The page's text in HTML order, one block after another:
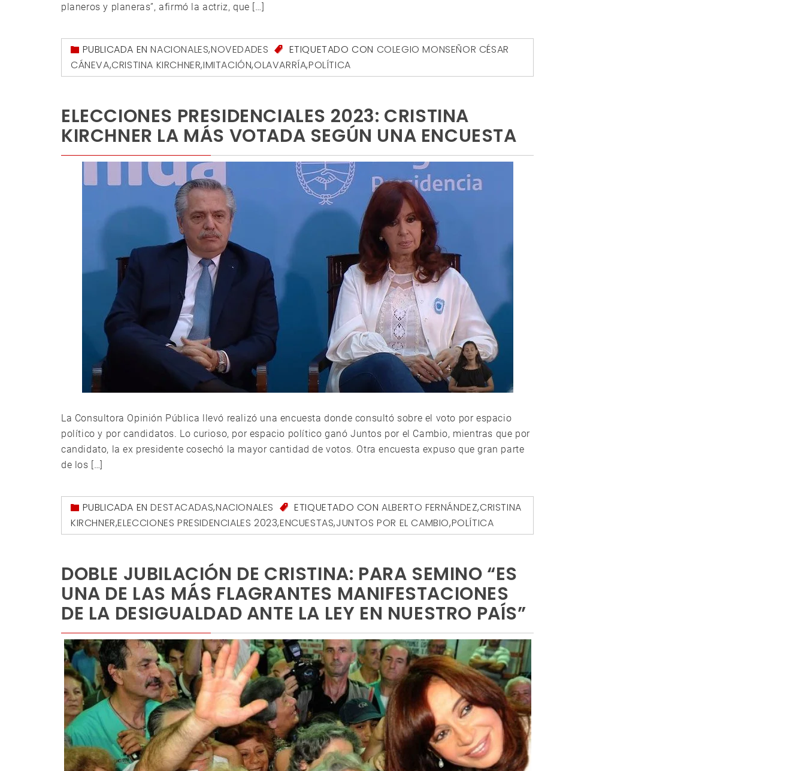
planeros y planeras”, afirmó la actriz, que […]
PUBLICADA ENNACIONALES,NOVEDADES ETIQUETADO CON COLEGIO MONSEÑOR CÉSAR
CÁNEVA,CRISTINA KIRCHNER,IMITACIÓN,OLAVARRÍA,POLÍTICA
ELECCIONES PRESIDENCIALES 2023: CRISTINA
KIRCHNER LA MÁS VOTADA SEGÚN UNA ENCUESTA
La Consultora Opinión Pública llevó realizó una encuesta donde consultó sobre el voto por espacio
político y por candidatos. Lo curioso, por espacio político ganó Juntos por el Cambio, mientras que por
candidato, la ex presidente cosechó la mayor cantidad de votos. Otra encuesta expuso que gran parte
de los […]
PUBLICADA ENDESTACADAS,NACIONALES ETIQUETADO CONALBERTO FERNÁNDEZ,CRISTINA
KIRCHNER,ELECCIONES PRESIDENCIALES 2023,ENCUESTAS,JUNTOS POR EL CAMBIO,POLÍTICA
DOBLE JUBILACIÓN DE CRISTINA: PARA SEMINO “ES
UNA DE LAS MÁS FLAGRANTES MANIFESTACIONES
DE LA DESIGUALDAD ANTE LA LEY EN NUESTRO PAÍS”